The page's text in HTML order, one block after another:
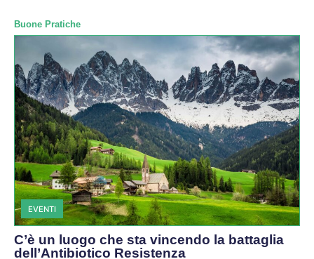
Buone Pratiche
EVENTI
C’è un luogo che sta vincendo la battaglia
dell’Antibiotico Resistenza